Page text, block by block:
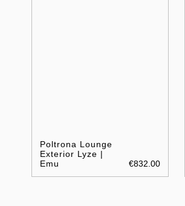
Poltrona Lounge
Exterior Lyze |
Emu
€832.00